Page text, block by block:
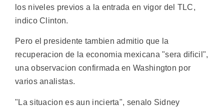
los niveles previos a la entrada en vigor del TLC,
indico Clinton.
Pero el presidente tambien admitio que la
recuperacion de la economia mexicana "sera dificil",
una observacion confirmada en Washington por
varios analistas.
"La situacion es aun incierta", senalo Sidney